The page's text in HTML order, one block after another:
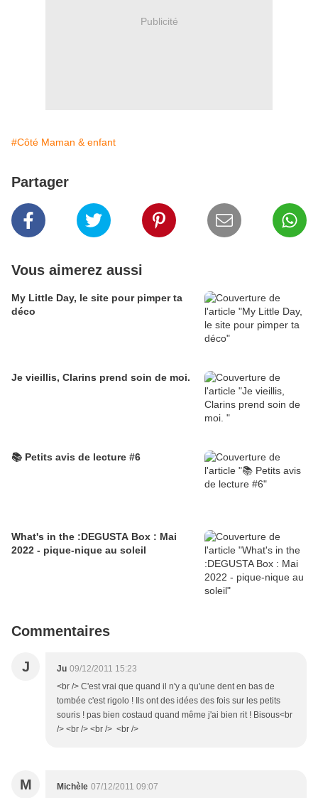
Publicité
#Côté Maman & enfant
Partager
Vous aimerez aussi
My Little Day, le site pour pimper ta
déco
Je vieillis, Clarins prend soin de moi.
📚 Petits avis de lecture #6
What's in the :DEGUSTA Box : Mai
2022 - pique-nique au soleil
Commentaires
J Ju 09/12/2011 15:23
<br /> C'est vrai que quand il n'y a qu'une dent en bas de
tombée c'est rigolo ! Ils ont des idées des fois sur les petits
souris ! pas bien costaud quand même j'ai bien rit ! Bisous<br
/> <br /> <br /> <br />
M Michèle 07/12/2011 09:07